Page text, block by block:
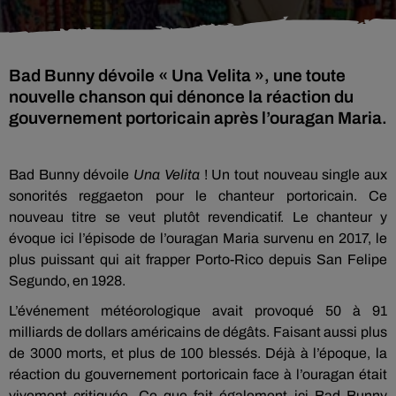
Bad Bunny dévoile « Una Velita », une toute
nouvelle chanson qui dénonce la réaction du
gouvernement portoricain après l’ouragan Maria.
Bad Bunny dévoile Una Velita! Un tout nouveau single aux
sonorités reggaeton pour le chanteur portoricain. Ce
nouveau titre se veut plutôt revendicatif. Le chanteur y
évoque ici l’épisode de l’ouragan Maria survenu en 2017, le
plus puissant qui ait frapper Porto-Rico depuis San Felipe
Segundo, en 1928.
L’événement météorologique avait provoqué 50 à 91
milliards de dollars américains de dégâts. Faisant aussi plus
de 3000 morts, et plus de 100 blessés. Déjà à l’époque, la
réaction du gouvernement portoricain face à l’ouragan était